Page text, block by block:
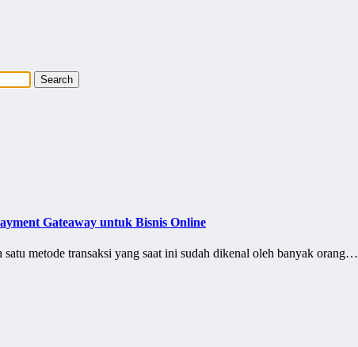
Gateaway untuk Bisnis Online
satu metode transaksi yang saat ini sudah dikenal oleh banyak orang…